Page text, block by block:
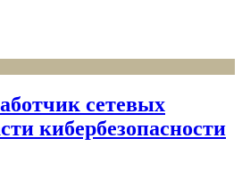
сетевых
кибербезопасности